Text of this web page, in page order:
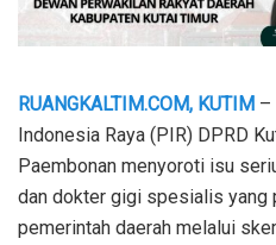
RUANGKALTIM.COM, KUTIM –
Indonesia Raya (PIR) DPRD
Paembonan menyoroti isu
dan dokter gigi spesialis yang
pemerintah daerah melalui